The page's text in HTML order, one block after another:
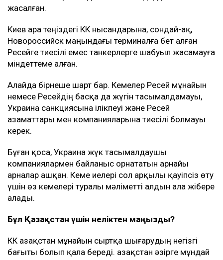
Иран Ормуз бұғазын ашу үшін АҚШ-қа бірқатар шарт
қойды
Вучич Украинаның Еуроодаққа кіруіне қатысты
маңызды мәлімдеме жасады
Мән-жайы
Басылым деректеріне сүйенсек, мұндай келісім АҚШ-
тың жоғары лауазымды өкілдері мен Украина
басшылығы арасындағы келіссөздерден кейін
жасалған.
Новороссийск маңындағы терминалға бет алған
Ресейге тиесілі емес танкерлерге шабуыл жасамауға
міндеттеме алған.
Алайда бірнеше шарт бар. Кемелер Ресей мұнайын
немесе Ресейдің басқа да жүгін тасымалдамауы,
Украина санкциясына ілікпеуі және Ресей
азаматтары мен компанияларына тиесілі болмауы
керек.